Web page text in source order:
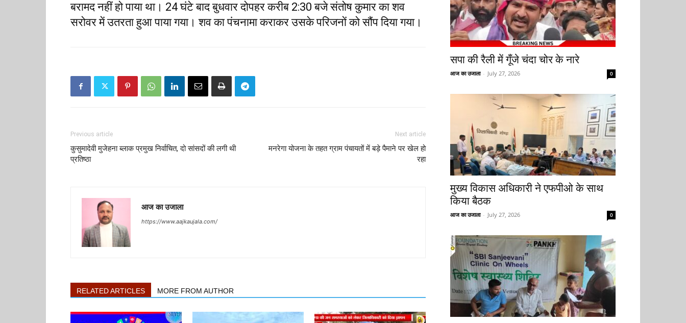
बरामद नहीं हो पाया था। 24 घंटे बाद बुधवार दोपहर करीब 2:30 बजे संतोष कुमार का शव
सरोवर में उतरता हुआ पाया गया। शव का पंचनामा कराकर उसके परिजनों को सौंप दिया गया।
Previous article
कुसुमादेवी मुजेहना ब्लाक प्रमुख निर्वाचित, दो सांसदों की लगी थी
प्रतिष्ठा
Next article
मनरेगा योजना के तहत ग्राम पंचायतों में बड़े पैमाने पर खेल हो
रहा
आज का उजाला
https://www.aajkaujala.com/
RELATED ARTICLES MORE FROM AUTHOR
सपा की रैली में गूँजे चंदा चोर के नारे
आज का उजाला - July 27, 2026 0
मुख्य विकास अधिकारी ने एफपीओ के साथ
किया बैठक
आज का उजाला - July 27, 2026 0